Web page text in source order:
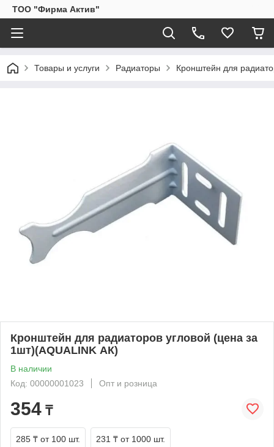
ТОО "Фирма Актив"
Товары и услуги Радиаторы Кронштейн для
Кронштейн для радиаторов угловой (цена за
1шт)(AQUALINK АК)
В наличии
Код: 00000001023
Опт и розница
354 ₸
285 ₸ от 100 шт. 231 ₸ от 1000 шт.